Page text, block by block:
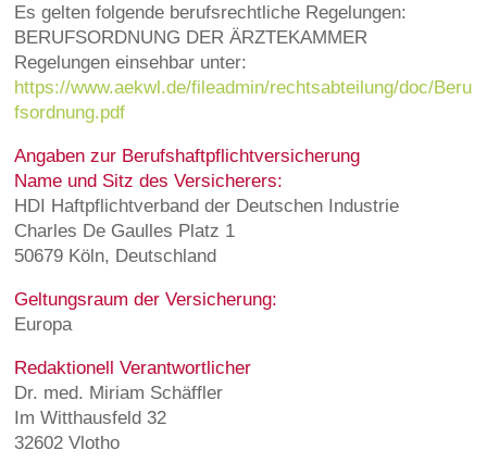
Es gelten folgende berufsrechtliche Regelungen:
BERUFSORDNUNG DER ÄRZTEKAMMER
Regelungen einsehbar unter:
https://www.aekwl.de/fileadmin/rechtsabteilung/doc/Beru
fsordnung.pdf
Angaben zur Berufshaftpflichtversicherung
Name und Sitz des Versicherers:
HDI Haftpflichtverband der Deutschen Industrie
Charles De Gaulles Platz 1
50679 Köln, Deutschland
Geltungsraum der Versicherung:
Europa
Redaktionell Verantwortlicher
Dr. med. Miriam Schäffler
Im Witthausfeld 32
32602 Vlotho